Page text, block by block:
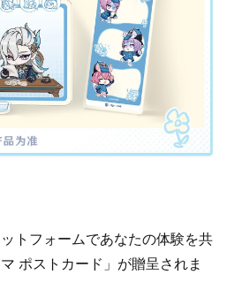
トフォームであなたの体験を共
ポストカード」が贈呈されま